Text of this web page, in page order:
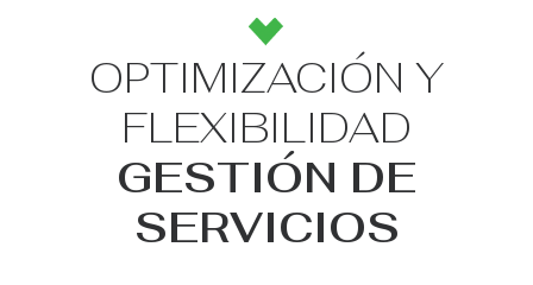
OPTIMIZACIÓN Y
FLEXIBILIDAD
GESTIÓN DE
SERVICIOS